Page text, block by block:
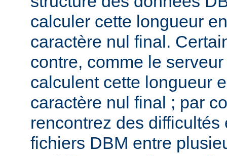
calculer cette longueur
caractère nul final.
contre, comme le
calculent cette longueur
caractère nul final ; par
rencontrez des
fichiers DBM entre